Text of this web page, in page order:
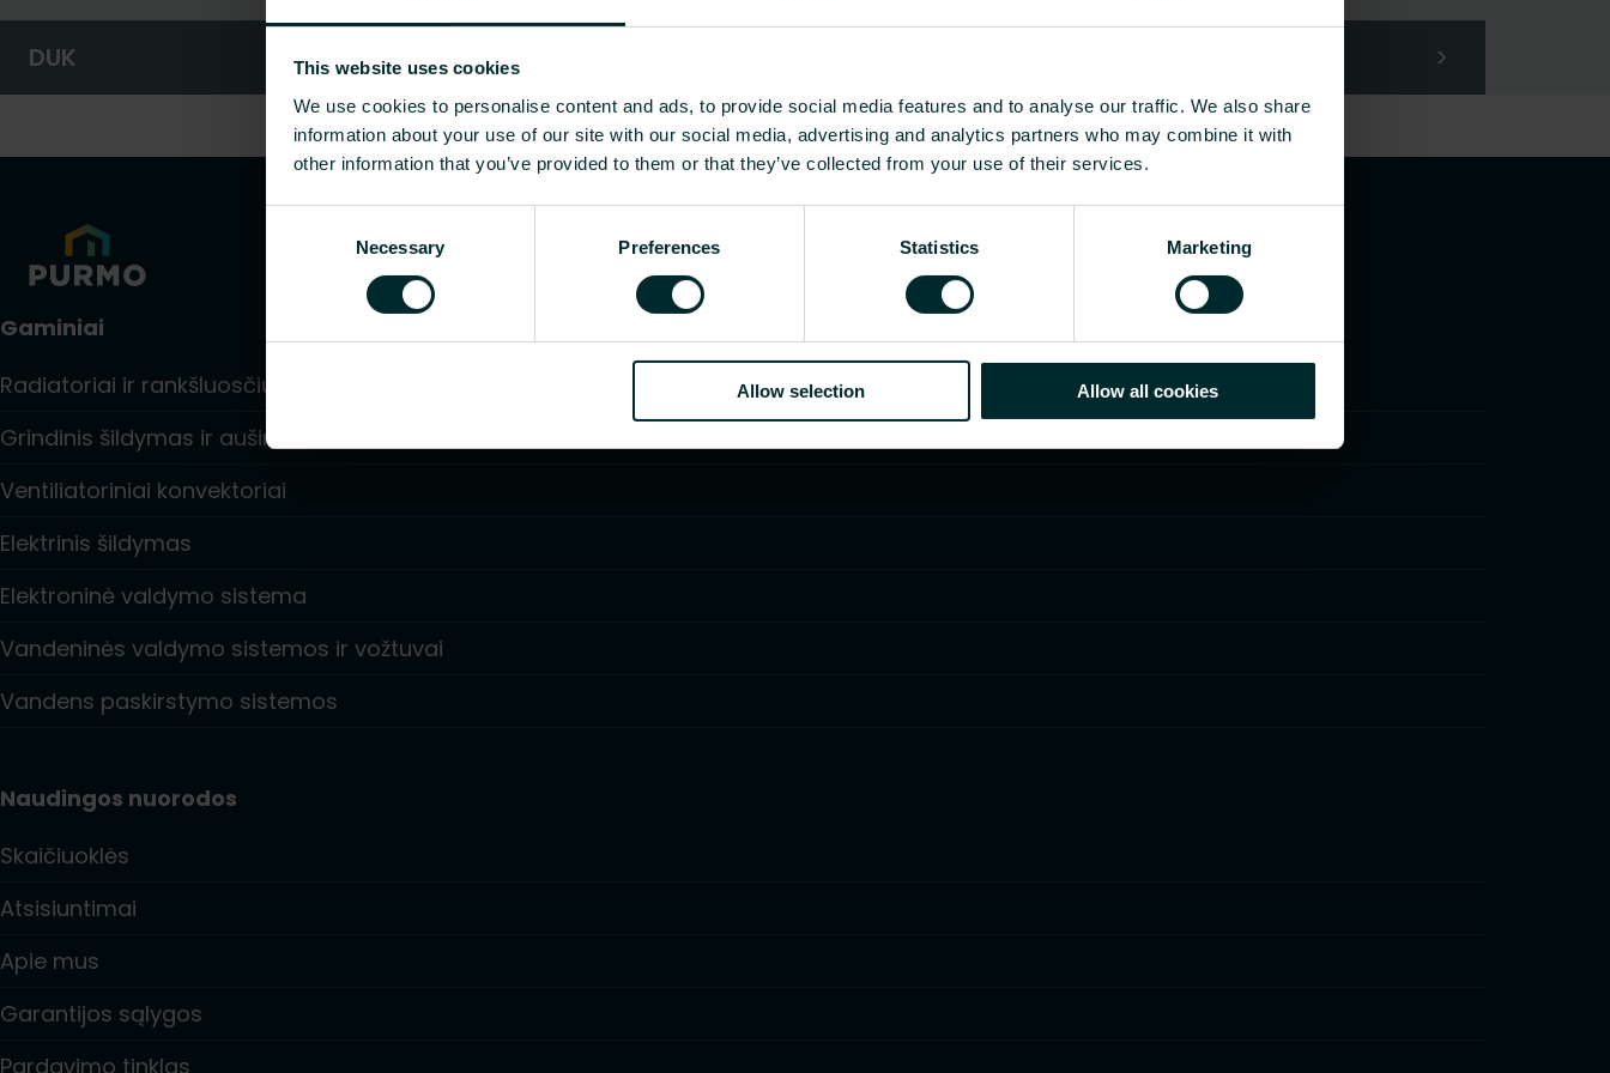
This website uses cookies
We use cookies to personalise content and ads, to provide social media features and to analyse our traffic. We also share
information about your use of our site with our social media, advertising and analytics partners who may combine it with
other information that you’ve provided to them or that they’ve collected from your use of their services.
Necessary Preferences Statistics Marketing
Allow selection Allow all cookies
DUK
Gaminiai
Radiatoriai ir rankšluosčių džiovintuvai
Grindinis šildymas ir aušinimas
Ventiliatoriniai konvektoriai
Elektrinis šildymas
Elektroninė valdymo sistema
Vandeninės valdymo sistemos ir vožtuvai
Vandens paskirstymo sistemos
Naudingos nuorodos
Skaičiuoklės
Atsisiuntimai
Apie mus
Garantijos sąlygos
Pardavimo tinklas